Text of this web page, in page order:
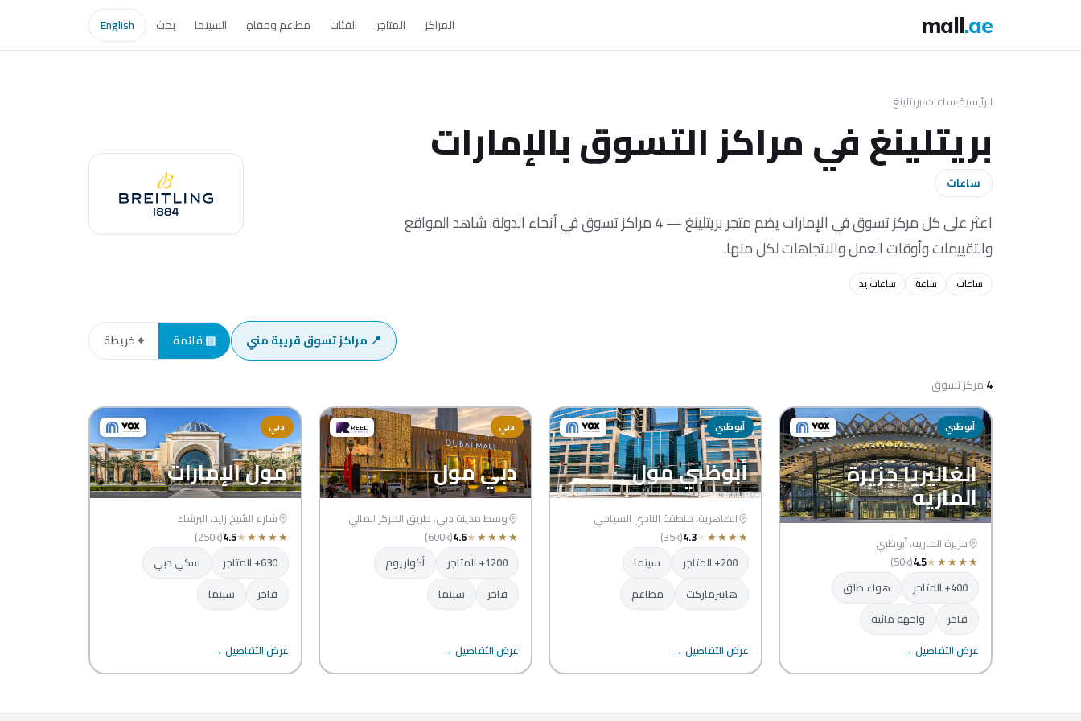
mall.ae المراكز المتاجر الفئات مطاعم ومقاهٍ السينما بحث English
الرئيسية›ساعات›بريتلينغ
بريتلينغ في مراكز التسوق بالإمارات
ساعات
اعثر على كل مركز تسوق في الإمارات يضم متجر بريتلينغ — 4 مراكز تسوق في أنحاء الدولة. شاهد المواقع
والتقييمات وأوقات العمل والاتجاهات لكل منها.
ساعات ساعة ساعات يد
📍 مراكز تسوق قريبة مني ▤ قائمة ⌖ خريطة
4مركز تسوق
أبوظبي
الغاليريا جزيرة
الماريه
جزيرة الماريه، أبوظبي
★
★
★
★
★
4.5
(50k)
400+ المتاجر
هواء طلق
فاخر
واجهة مائية
عرض التفاصيل →
أبوظبي
أبوظبي مول
الظاهرية، منطقة النادي السياحي
★
★
★
★
★
4.3
(35k)
200+ المتاجر
سينما
هايبرماركت
مطاعم
عرض التفاصيل →
دبي
دبي مول
وسط مدينة دبي، طريق المركز المالي
★
★
★
★
★
4.6
(600k)
1200+ المتاجر
أكواريوم
فاخر
سينما
عرض التفاصيل →
دبي
مول الإمارات
شارع الشيخ زايد، البرشاء
★
★
★
★
★
4.5
(250k)
630+ المتاجر
سكي دبي
فاخر
سينما
عرض التفاصيل →